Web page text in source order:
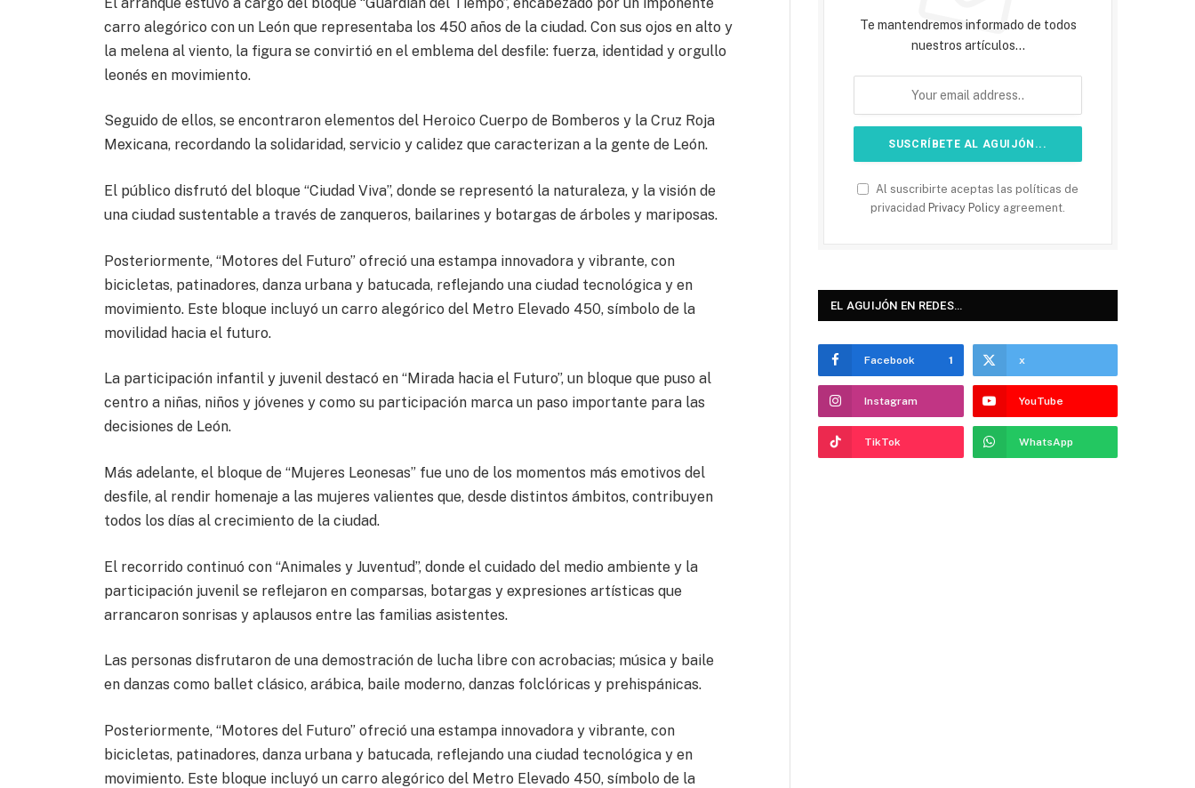
carro alegórico con un León que representaba los 450 años de la ciudad. Con sus ojos en alto y
la melena al viento, la figura se convirtió en el emblema del desfile: fuerza, identidad y orgullo
leonés en movimiento.
Seguido de ellos, se encontraron elementos del Heroico Cuerpo de Bomberos y la Cruz Roja
Mexicana, recordando la solidaridad, servicio y calidez que caracterizan a la gente de León.
El público disfrutó del bloque “Ciudad Viva”, donde se representó la naturaleza, y la visión de
una ciudad sustentable a través de zanqueros, bailarines y botargas de árboles y mariposas.
Posteriormente, “Motores del Futuro” ofreció una estampa innovadora y vibrante, con
bicicletas, patinadores, danza urbana y batucada, reflejando una ciudad tecnológica y en
movimiento. Este bloque incluyó un carro alegórico del Metro Elevado 450, símbolo de la
movilidad hacia el futuro.
La participación infantil y juvenil destacó en “Mirada hacia el Futuro”, un bloque que puso al
centro a niñas, niños y jóvenes y como su participación marca un paso importante para las
decisiones de León.
Más adelante, el bloque de “Mujeres Leonesas” fue uno de los momentos más emotivos del
desfile, al rendir homenaje a las mujeres valientes que, desde distintos ámbitos, contribuyen
todos los días al crecimiento de la ciudad.
El recorrido continuó con “Animales y Juventud”, donde el cuidado del medio ambiente y la
participación juvenil se reflejaron en comparsas, botargas y expresiones artísticas que
arrancaron sonrisas y aplausos entre las familias asistentes.
Las personas disfrutaron de una demostración de lucha libre con acrobacias; música y baile
en danzas como ballet clásico, arábica, baile moderno, danzas folclóricas y prehispánicas.
Posteriormente, “Motores del Futuro” ofreció una estampa innovadora y vibrante, con
bicicletas, patinadores, danza urbana y batucada, reflejando una ciudad tecnológica y en
movimiento. Este bloque incluyó un carro alegórico del Metro Elevado 450, símbolo de la
Te mantendremos informado de todos
nuestros artículos...
Al suscribirte aceptas las políticas de
privacidad Privacy Policy agreement.
EL AGUIJÓN EN REDES…
Facebook 1 x
Instagram YouTube
TikTok WhatsApp